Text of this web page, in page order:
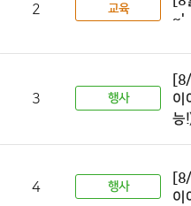
2 교육
~'
3 행사
이
능
4 행사
이